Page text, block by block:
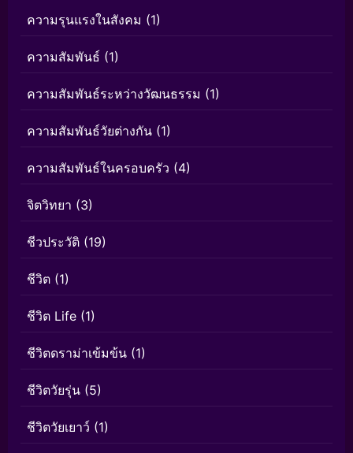
ความรุนแรงในสังคม (1)
ความสัมพันธ์ (1)
ความสัมพันธ์ระหว่างวัฒนธรรม (1)
ความสัมพันธ์วัยต่างกัน (1)
ความสัมพันธ์ในครอบครัว (4)
จิตวิทยา (3)
ชีวประวัติ (19)
ชีวิต (1)
ชีวิต Life (1)
ชีวิตดราม่าเข้มข้น (1)
ชีวิตวัยรุ่น (5)
ชีวิตวัยเยาว์ (1)